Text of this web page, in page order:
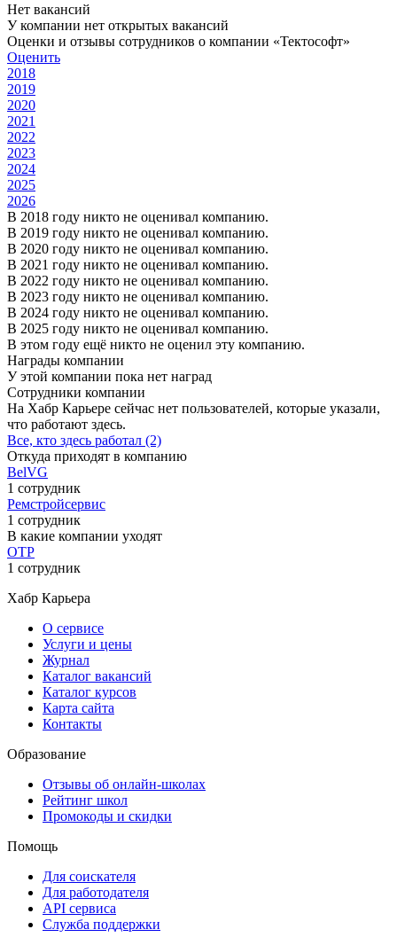
Нет вакансий
У компании нет открытых вакансий
Оценки и отзывы сотрудников о компании «Тектософт»
Оценить
2018
2019
2020
2021
2022
2023
2024
2025
2026
В 2018 году никто не оценивал компанию.
В 2019 году никто не оценивал компанию.
В 2020 году никто не оценивал компанию.
В 2021 году никто не оценивал компанию.
В 2022 году никто не оценивал компанию.
В 2023 году никто не оценивал компанию.
В 2024 году никто не оценивал компанию.
В 2025 году никто не оценивал компанию.
В этом году ещё никто не оценил эту компанию.
Награды компании
У этой компании пока нет наград
Сотрудники компании
На Хабр Карьере сейчас нет пользователей, которые указали,
что работают здесь.
Все, кто здесь работал (2)
Откуда приходят в компанию
BelVG
1 сотрудник
Ремстройсервис
1 сотрудник
В какие компании уходят
ОТР
1 сотрудник
Хабр Карьера
О сервисе
Услуги и цены
Журнал
Каталог вакансий
Каталог курсов
Карта сайта
Контакты
Образование
Отзывы об онлайн-школах
Рейтинг школ
Промокоды и скидки
Помощь
Для соискателя
Для работодателя
API сервиса
Служба поддержки